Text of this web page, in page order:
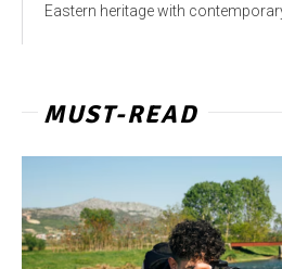
Eastern heritage with contemporary
MUST-READ